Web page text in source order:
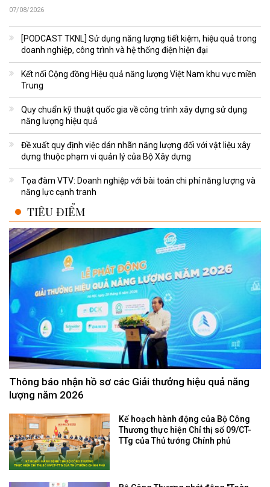
07/08/2026
[PODCAST TKNL] Sử dụng năng lượng tiết kiệm, hiệu quả trong
doanh nghiệp, công trình và hệ thống điện hiện đại
Kết nối Cộng đồng Hiệu quả năng lượng Việt Nam khu vực miền
Trung
Quy chuẩn kỹ thuật quốc gia về công trình xây dựng sử dụng
năng lượng hiệu quả
Đề xuất quy định việc dán nhãn năng lượng đối với vật liệu xây
dựng thuộc phạm vi quản lý của Bộ Xây dựng
Tọa đàm VTV: Doanh nghiệp với bài toán chi phí năng lượng và
năng lực cạnh tranh
TIÊU ĐIỂM
Thông báo nhận hồ sơ các Giải thưởng hiệu quả năng
lượng năm 2026
Kế hoạch hành động của Bộ Công
Thương thực hiện Chỉ thị số 09/CT-
TTg của Thủ tướng Chính phủ